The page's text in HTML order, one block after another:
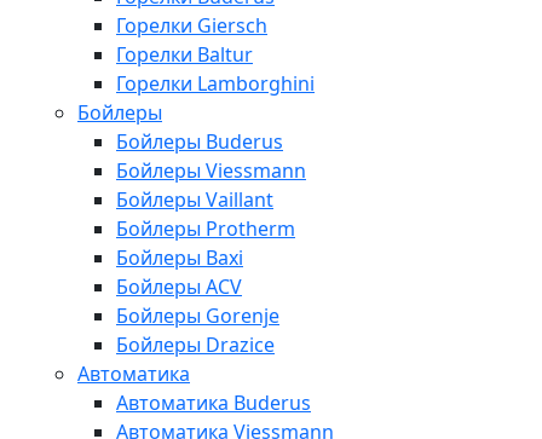
Горелки Giersch
Горелки Baltur
Горелки Lamborghini
Бойлеры
Бойлеры Buderus
Бойлеры Viessmann
Бойлеры Vaillant
Бойлеры Protherm
Бойлеры Baxi
Бойлеры ACV
Бойлеры Gorenje
Бойлеры Drazice
Автоматика
Автоматика Buderus
Автоматика Viessmann